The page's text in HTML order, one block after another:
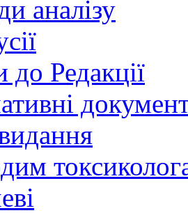
аналізу
до Редакції